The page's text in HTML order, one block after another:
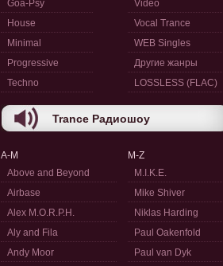
Goa-Psy
House
Minimal
Progressive
Techno
Video
Vocal Trance
WEB Singles
Другие жанры
LOSSLESS (FLAC)
Trance Радиошоу
A-M
Above and Beyond
Airbase
Alex M.O.R.P.H.
Aly and Fila
Andy Moor
M-Z
M.I.K.E.
Mike Shiver
Niklas Harding
Paul Oakenfold
Paul van Dyk